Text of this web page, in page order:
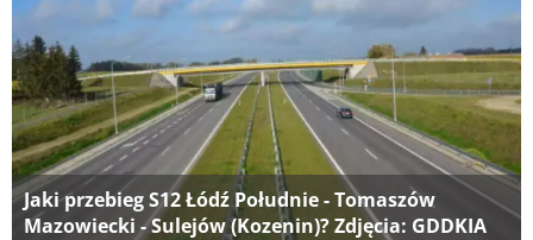
Jaki przebieg S12 Łódź Południe - Tomaszów
Mazowiecki - Sulejów (Kozenin)? Zdjęcia: GDDKIA